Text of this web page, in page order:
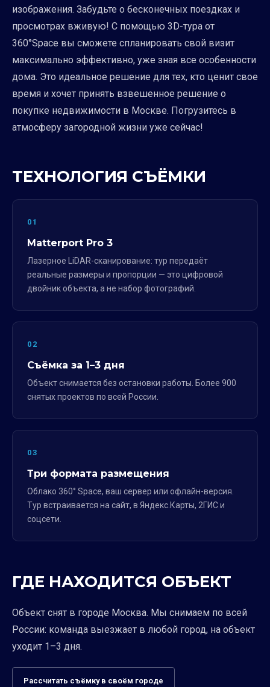
изображения. Забудьте о бесконечных поездках и
просмотрах вживую! С помощью 3D-тура от
360°Space вы сможете спланировать свой визит
максимально эффективно, уже зная все особенности
дома. Это идеальное решение для тех, кто ценит свое
время и хочет принять взвешенное решение о
покупке недвижимости в Москве. Погрузитесь в
атмосферу загородной жизни уже сейчас!
ТЕХНОЛОГИЯ СЪЁМКИ
01
Matterport Pro 3
Лазерное LiDAR-сканирование: тур передаёт
реальные размеры и пропорции — это цифровой
двойник объекта, а не набор фотографий.
02
Съёмка за 1–3 дня
Объект снимается без остановки работы. Более 900
снятых проектов по всей России.
03
Три формата размещения
Облако 360° Space, ваш сервер или офлайн-версия.
Тур встраивается на сайт, в Яндекс.Карты, 2ГИС и
соцсети.
ГДЕ НАХОДИТСЯ ОБЪЕКТ
Объект снят в городе Москва. Мы снимаем по всей
России: команда выезжает в любой город, на объект
уходит 1–3 дня.
Рассчитать съёмку в своём городе